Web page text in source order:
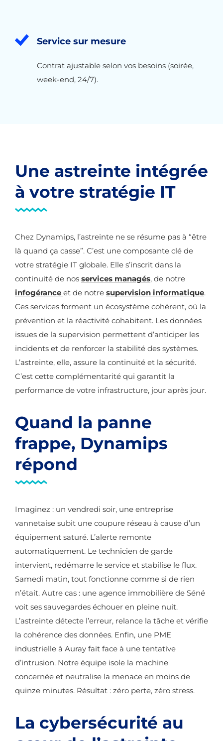
Service sur mesure
Contrat ajustable selon vos besoins (soirée,
week-end, 24/7).
Une astreinte intégrée
à votre stratégie IT
Chez Dynamips, l’astreinte ne se résume pas à “être
là quand ça casse”. C’est une composante clé de
votre stratégie IT globale. Elle s’inscrit dans la
continuité de nos services managés, de notre
infogérance et de notre supervision informatique.
Ces services forment un écosystème cohérent, où la
prévention et la réactivité cohabitent. Les données
issues de la supervision permettent d’anticiper les
incidents et de renforcer la stabilité des systèmes.
L’astreinte, elle, assure la continuité et la sécurité.
C’est cette complémentarité qui garantit la
performance de votre infrastructure, jour après jour.
Quand la panne
frappe, Dynamips
répond
Imaginez : un vendredi soir, une entreprise
vannetaise subit une coupure réseau à cause d’un
équipement saturé. L’alerte remonte
automatiquement. Le technicien de garde
intervient, redémarre le service et stabilise le flux.
Samedi matin, tout fonctionne comme si de rien
n’était. Autre cas : une agence immobilière de Séné
voit ses sauvegardes échouer en pleine nuit.
L’astreinte détecte l’erreur, relance la tâche et vérifie
la cohérence des données. Enfin, une PME
industrielle à Auray fait face à une tentative
d’intrusion. Notre équipe isole la machine
concernée et neutralise la menace en moins de
quinze minutes. Résultat : zéro perte, zéro stress.
La cybersécurité au